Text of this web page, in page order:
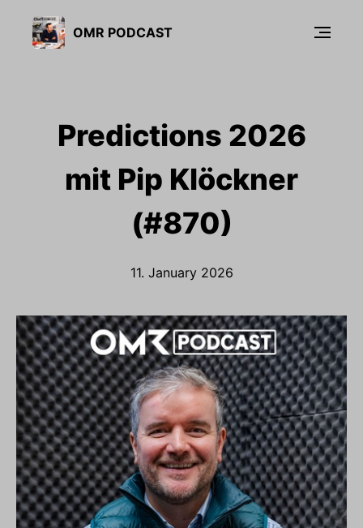
OMR PODCAST
Predictions 2026
mit Pip Klöckner
(#870)
11. January 2026